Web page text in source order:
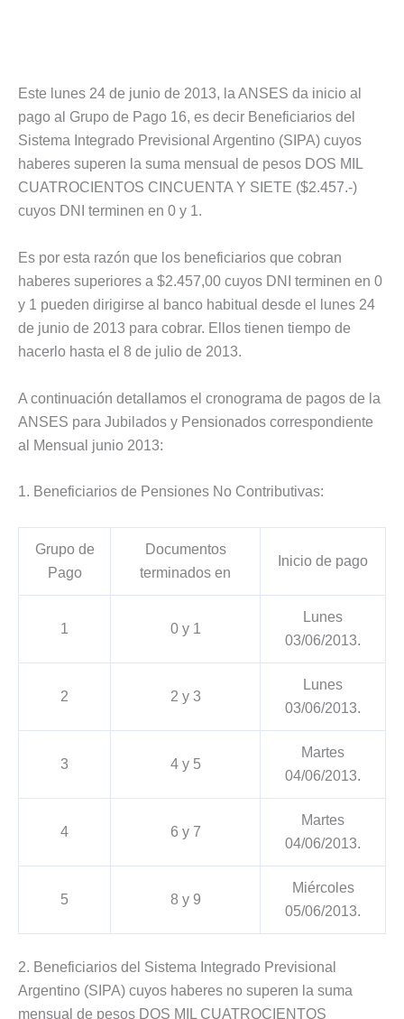
Este lunes 24 de junio de 2013, la ANSES da inicio al
pago al Grupo de Pago 16, es decir Beneficiarios del
Sistema Integrado Previsional Argentino (SIPA) cuyos
haberes superen la suma mensual de pesos DOS MIL
CUATROCIENTOS CINCUENTA Y SIETE ($2.457.-)
cuyos DNI terminen en 0 y 1.
Es por esta razón que los beneficiarios que cobran
haberes superiores a $2.457,00 cuyos DNI terminen en 0
y 1 pueden dirigirse al banco habitual desde el lunes 24
de junio de 2013 para cobrar. Ellos tienen tiempo de
hacerlo hasta el 8 de julio de 2013.
A continuación detallamos el cronograma de pagos de la
ANSES para Jubilados y Pensionados correspondiente
al Mensual junio 2013:
1. Beneficiarios de Pensiones No Contributivas:
Grupo de
Pago
Documentos
terminados en
Inicio de pago
1 0 y 1
Lunes
03/06/2013.
2 2 y 3
Lunes
03/06/2013.
3 4 y 5
Martes
04/06/2013.
4 6 y 7
Martes
04/06/2013.
5 8 y 9
Miércoles
05/06/2013.
2. Beneficiarios del Sistema Integrado Previsional
Argentino (SIPA) cuyos haberes no superen la suma
mensual de pesos DOS MIL CUATROCIENTOS